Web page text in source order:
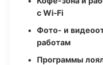
с Wi‑Fi
Фото- и
работам
Программы